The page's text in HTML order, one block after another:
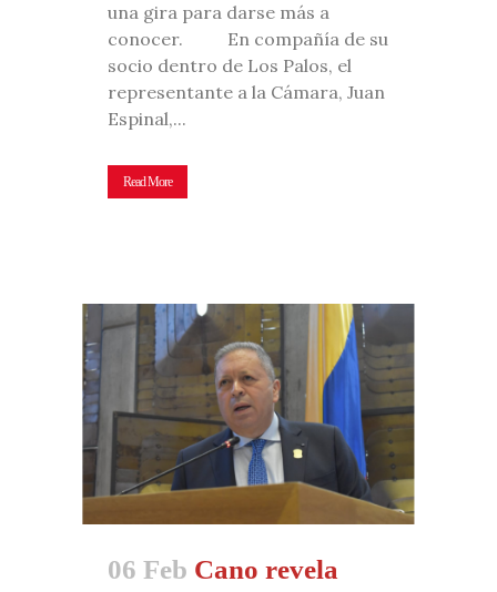
una gira para darse más a
conocer. En compañía de su
socio dentro de Los Palos, el
representante a la Cámara, Juan
Espinal,...
Read More
06 Feb Cano revela